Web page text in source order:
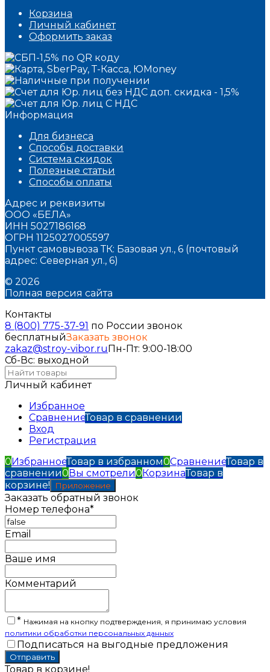
Корзина
Личный кабинет
Оформить заказ
Информация
Для бизнеса
Способы доставки
Система скидок
Полезные статьи
Способы оплаты
Адрес и реквизиты
ООО «БЕЛА»
ИНН 5027186168
ОГРН 1125027005597
Пункт самовывоза ТК: Базовая ул., 6 (почтовый
адрес: Северная ул., 6)
© 2026
Полная версия сайта
Контакты
8 (800) 775-37-91 по России звонок
бесплатныйЗаказать звонок
zakaz@stroy-vibor.ruПн-Пт: 9:00-18:00
Сб-Вс: выходной
Личный кабинет
Избранное
СравнениеТовар в сравнении
Вход
Регистрация
0ИзбранноеТовар в избранном0СравнениеТовар в
сравнении0Вы смотрели0КорзинаТовар в
корзине!
Приложение
Заказать обратный звонок
Номер телефона*
Email
Ваше имя
Комментарий
* Нажимая на кнопку подтверждения, я принимаю условия
политики обработки персональных данных
Подписаться на выгодные предложения
Товар в корзине!